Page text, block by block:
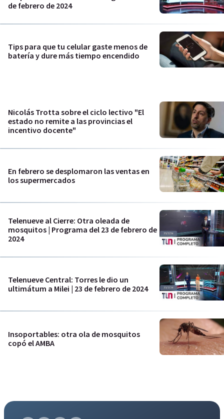
de febrero de 2024
Tips para que tu celular gaste menos de
batería y dure más tiempo encendido
Nicolás Trotta sobre el ciclo lectivo "El
estado no remite a las provincias el
incentivo docente"
En febrero se desplomaron las ventas en
los supermercados
Telenueve al Cierre: Otra oleada de
mosquitos | Programa del 23 de febrero de
2024
Telenueve Central: Torres le dio un
ultimátum a Milei | 23 de febrero de 2024
Insoportables: otra ola de mosquitos
copó el AMBA